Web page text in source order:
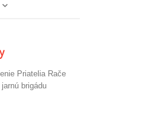
Priatelia Rače
brigádu